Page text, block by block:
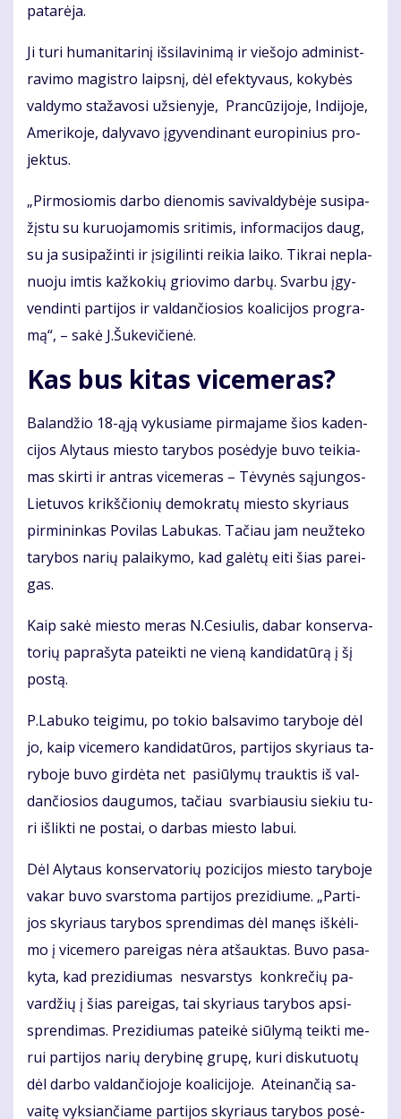
pa­ta­rė­ja.
Ji tu­ri hu­ma­ni­ta­ri­nį iš­si­la­vi­ni­mą ir vie­šo­jo ad­mi­nist­
ra­vi­mo ma­gist­ro laips­nį, dėl efek­ty­vaus, ko­ky­bės
val­dy­mo sta­ža­vo­si už­sie­ny­je, Pran­cū­zi­jo­je, In­di­jo­je,
Ame­ri­ko­je, da­ly­va­vo įgy­ven­di­nant eu­ro­pi­nius pro­
jek­tus.
„Pir­mo­sio­mis dar­bo die­no­mis sa­vi­val­dy­bė­je su­si­pa­
žįs­tu su ku­ruo­ja­mo­mis sri­ti­mis, in­for­ma­ci­jos daug,
su ja su­si­pa­žin­ti ir įsi­gi­lin­ti rei­kia lai­ko. Tik­rai ne­pla­
nuo­ju im­tis kaž­ko­kių grio­vi­mo dar­bų. Svar­bu įgy­
ven­din­ti par­ti­jos ir val­dan­čio­sios ko­a­li­ci­jos pro­gra­
mą“, – sa­kė J.Šu­ke­vi­čie­nė.
Kas bus ki­tas vi­ce­me­ras?
Ba­lan­džio 18-ąją vy­ku­sia­me pir­ma­ja­me šios ka­den­
ci­jos Aly­taus mies­to ta­ry­bos po­sė­dy­je bu­vo tei­kia­
mas skir­ti ir ant­ras vi­ce­me­ras – Tė­vy­nės są­jun­gos-
Lie­tu­vos krikš­čio­nių de­mok­ra­tų mies­to sky­riaus
pir­mi­nin­kas Po­vi­las La­bu­kas. Ta­čiau jam ne­už­te­ko
ta­ry­bos na­rių pa­lai­ky­mo, kad ga­lė­tų ei­ti šias pa­rei­
gas.
Kaip sa­kė mies­to me­ras N.Ce­siu­lis, da­bar kon­ser­va­
to­rių pa­pra­šy­ta pa­teik­ti ne vie­ną kan­di­da­tū­rą į šį
pos­tą.
P.La­bu­ko tei­gi­mu, po to­kio bal­sa­vi­mo ta­ry­bo­je dėl
jo, kaip vi­ce­me­ro kan­di­da­tū­ros, par­ti­jos sky­riaus ta­
ry­bo­je bu­vo girdėta net pa­siū­ly­mų trauk­tis iš val­
dan­čio­sios dau­gu­mos, ta­čiau svar­biau­siu sie­kiu tu­
ri iš­lik­ti ne pos­tai, o dar­bas mies­to la­bui.
Dėl Aly­taus kon­ser­va­to­rių po­zi­ci­jos mies­to ta­ry­bo­je
va­kar bu­vo svars­to­ma par­ti­jos pre­zi­diu­me. „Par­ti­
jos sky­riaus ta­ry­bos spren­di­mas dėl ma­nęs iš­kė­li­
mo į vi­ce­me­ro pa­rei­gas nė­ra at­šauk­tas. Bu­vo pa­sa­
ky­ta, kad pre­zi­diu­mas ne­svars­tys kon­kre­čių pa­
var­džių į šias pa­rei­gas, tai sky­riaus ta­ry­bos ap­si­
spren­di­mas. Pre­zi­diu­mas pa­tei­kė siū­ly­mą teik­ti me­
rui par­ti­jos na­rių de­ry­bi­nę gru­pę, ku­ri dis­ku­tuo­tų
dėl dar­bo val­dan­čio­jo­je ko­a­li­ci­jo­je. At­ei­nan­čią sa­
vai­tę vyk­sian­čia­me par­ti­jos sky­riaus ta­ry­bos po­sė­